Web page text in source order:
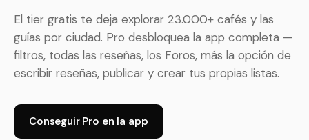
El tier gratis te deja explorar 23.000+ cafés y las
guías por ciudad. Pro desbloquea la app completa —
filtros, todas las reseñas, los Foros, más la opción de
escribir reseñas, publicar y crear tus propias listas.
Conseguir Pro en la app